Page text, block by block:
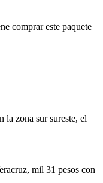
comprar este paquete
la zona sur sureste, el
mil 31 pesos con